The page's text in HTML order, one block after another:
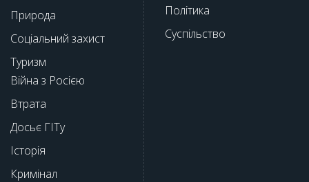
Природа
Соціальний захист
Туризм
Війна з Росією
Втрата
Досьє ГІТу
Історія
Кримінал
Політика
Суспільство